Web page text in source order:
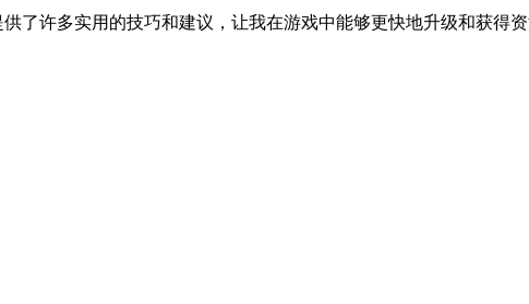
了许多实用的技巧和建议，让我在游戏中能够更快地升级和获得